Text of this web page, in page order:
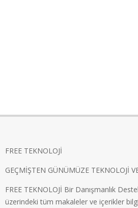
FREE TEKNOLOJİ
GEÇMİŞTEN GÜNÜMÜZE TEKNOLOJİ
FREE TEKNOLOJİ Bir Danışmanlık
üzerindeki tüm makaleler ve içerikler bilgi